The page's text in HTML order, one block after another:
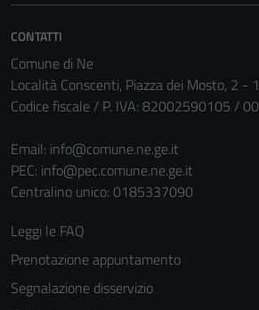
CONTATTI
Comune di Ne
Località Conscenti, Piazza dei Mosto, 2 -
Codice fiscale / P. IVA: 82002590105 /
Email: info@comune.ne.ge.it
PEC: info@pec.comune.ne.ge.it
Centralino unico: 0185337090
Leggi le FAQ
Prenotazione appuntamento
Segnalazione disservizio